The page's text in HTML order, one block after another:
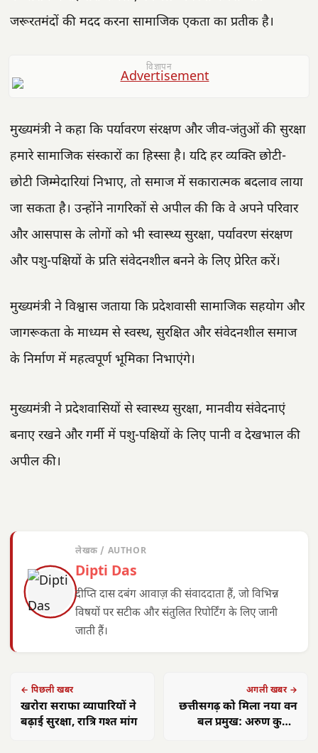
जरूरतमंदों की मदद करना सामाजिक एकता का प्रतीक है।
विज्ञापन
मुख्यमंत्री ने कहा कि पर्यावरण संरक्षण और जीव-जंतुओं की सुरक्षा
हमारे सामाजिक संस्कारों का हिस्सा है। यदि हर व्यक्ति छोटी-
छोटी जिम्मेदारियां निभाए, तो समाज में सकारात्मक बदलाव लाया
जा सकता है। उन्होंने नागरिकों से अपील की कि वे अपने परिवार
और आसपास के लोगों को भी स्वास्थ्य सुरक्षा, पर्यावरण संरक्षण
और पशु-पक्षियों के प्रति संवेदनशील बनने के लिए प्रेरित करें।
मुख्यमंत्री ने विश्वास जताया कि प्रदेशवासी सामाजिक सहयोग और
जागरूकता के माध्यम से स्वस्थ, सुरक्षित और संवेदनशील समाज
के निर्माण में महत्वपूर्ण भूमिका निभाएंगे।
मुख्यमंत्री ने प्रदेशवासियों से स्वास्थ्य सुरक्षा, मानवीय संवेदनाएं
बनाए रखने और गर्मी में पशु-पक्षियों के लिए पानी व देखभाल की
अपील की।
लेखक / AUTHOR
Dipti Das
दीप्ति दास दबंग आवाज़ की संवाददाता हैं, जो विभिन्न
विषयों पर सटीक और संतुलित रिपोर्टिंग के लिए जानी
जाती हैं।
← पिछली खबर
खरोरा सराफा व्यापारियों ने
बढ़ाई सुरक्षा, रात्रि गश्त मांग
अगली खबर →
छत्तीसगढ़ को मिला नया वन
बल प्रमुख: अरुण कुमार